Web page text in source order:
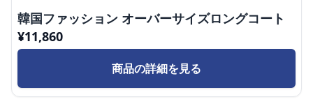
韓国ファッション オーバーサイズロングコート
¥11,860
商品の詳細を見る